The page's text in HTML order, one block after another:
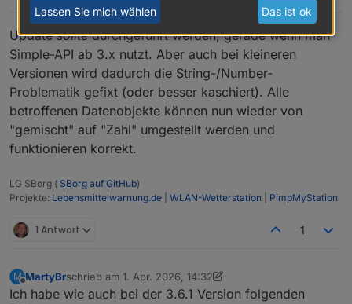
Updatesolltedurchgeführt werden, gerade wenn man
Simple-API ab 3.x nutzt. Aber auch bei kleineren
Versionen wird dadurch die String-/Number-
Problematik gefixt (oder besser kaschiert). Alle
betroffenen Datenobjekte können nun wieder von
"gemischt" auf "Zahl" umgestellt werden und
funktionieren korrekt.
LG SBorg ( SBorg auf GitHub)
Projekte: Lebensmittelwarnung.de WLAN-Wetterstation PimpMyStation
1 Antwort 1
M
Offline
MartyBrschrieb am 1. Apr. 2026, 14:32
zuletzt editiert von MartyBr4. Jan. 2026, 16:33
Ich habe wie auch bei der 3.6.1 Version folgenden
Lassen Sie mich wählen Das ist ok